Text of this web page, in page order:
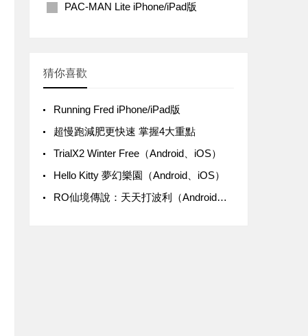
PAC-MAN Lite iPhone/iPad版
猜你喜歡
Running Fred iPhone/iPad版
超慢跑減肥更快速 掌握4大重點
‎TrialX2 Winter Free（Android、iOS）
‎Hello Kitty 夢幻樂園（Android、iOS）
‎RO仙境傳說：天天打波利（Android、iOS）